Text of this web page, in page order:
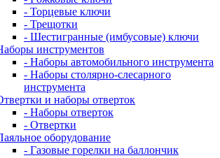
- Торцевые ключи
- Трещотки
- Шестигранные (имбусовые) ключи
инструментов
- Наборы автомобильного инструмента
- Наборы столярно-слесарного
инструмента
и наборы отверток
- Наборы отверток
- Отвертки
оборудование
- Газовые горелки на баллончик